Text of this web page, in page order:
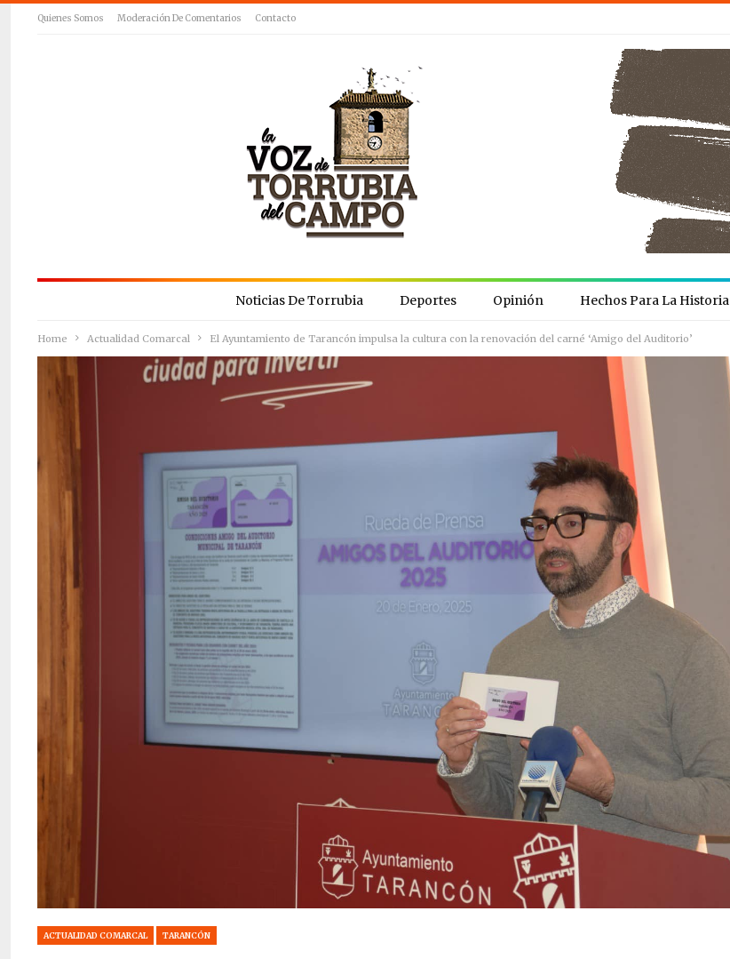
Quienes Somos Moderación De Comentarios Contacto
Noticias De Torrubia Deportes Opinión Hechos Para La Historia
Home Actualidad Comarcal El Ayuntamiento de Tarancón impulsa la cultura con la renovación del carné ‘Amigo del Auditorio’
ACTUALIDAD COMARCAL TARANCÓN